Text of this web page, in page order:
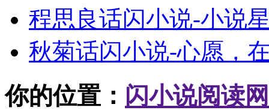
程思良话闪小说-小说
秋菊话闪小说-心愿，
你的位置： 闪小说阅读网